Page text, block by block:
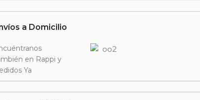
a Domicilio
en Rappi y
Ya